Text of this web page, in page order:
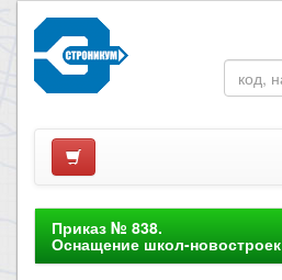
Приказ № 838.
Оснащение школ-новостроек